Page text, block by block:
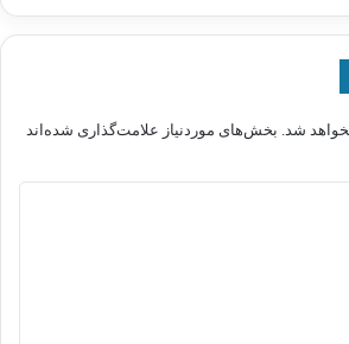
شد. بخش‌های موردنیاز علامت‌گذاری شده‌اند